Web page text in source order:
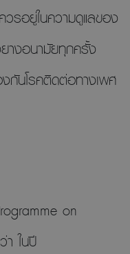
วรอยู่ในความดูแลของ
ยางอนามัยทุกครั้ง
งกันโรคติดต่อทางเพศ
on
ในปี